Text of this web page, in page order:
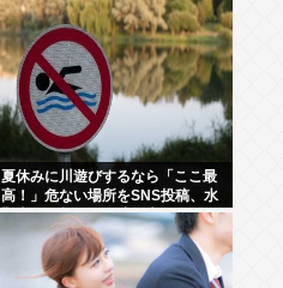
夏休みに川遊びするなら「ここ最
高！」危ない場所をSNS投稿、水
難事故が起きたら法的責任を問わ
れる？ 福岡県八女市の星野川